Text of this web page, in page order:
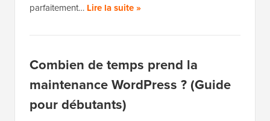
parfaitement… Lire la suite »
Combien de temps prend la
maintenance WordPress ? (Guide
pour débutants)